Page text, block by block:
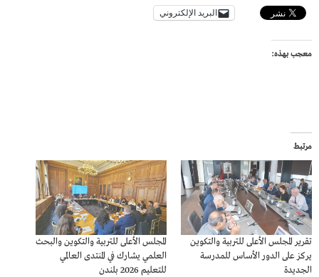
البريد الإلكتروني
معجب بهذه:
مرتبط
تقرير المجلس الأعلى للتربية والتكوين
يركز على الدور الأساس للمدرسة
الجديدة
المجلس الأعلى للتربية والتكوين والبحث
العلمي يشارك في المنتدى العالمي
للتعليم 2026 بلندن